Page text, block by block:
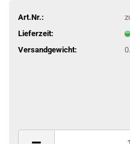
Art.Nr.:
Lieferzeit:
Versandgewicht: